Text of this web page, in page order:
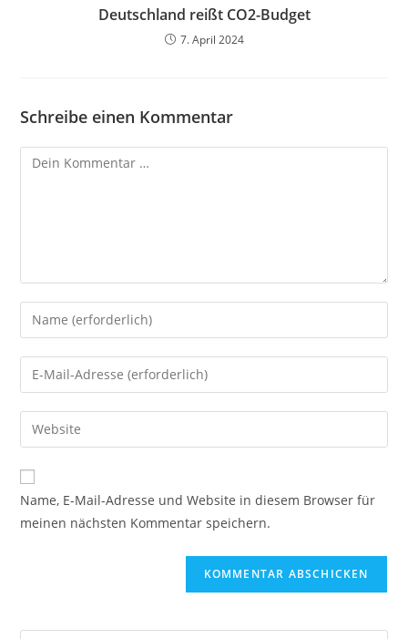
Deutschland reißt CO2-Budget
7. April 2024
Schreibe einen Kommentar
Kommentar
Gib
deinen
Namen
oder
zum
Kommentieren
ein
Gib
deine
E-
Mail-
zum
Kommentieren
ein
Gib
deine
Website-
URL
Name, E-Mail-Adresse und Website in diesem Browser für
meinen nächsten Kommentar speichern.